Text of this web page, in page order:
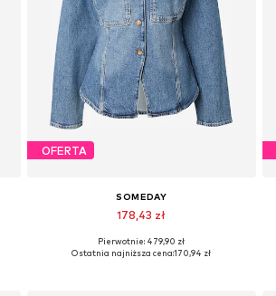
OFERTA
SOMEDAY
178,43 zł
Dostępne rozmiary: 36, 38, 40
Pierwotnie: 479,90 zł
Ostatnia najniższa cena:170,94 zł